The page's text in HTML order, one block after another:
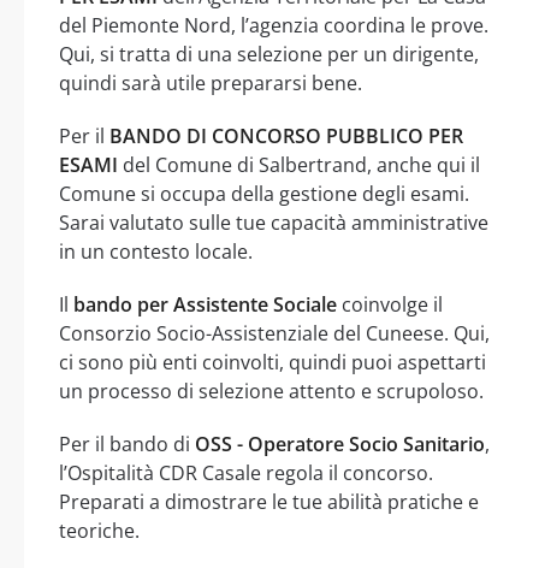
del Piemonte Nord, l’agenzia coordina le prove.
Qui, si tratta di una selezione per un dirigente,
quindi sarà utile prepararsi bene.
Per il BANDO DI CONCORSO PUBBLICO PER
ESAMI del Comune di Salbertrand, anche qui il
Comune si occupa della gestione degli esami.
Sarai valutato sulle tue capacità amministrative
in un contesto locale.
Il bando per Assistente Sociale coinvolge il
Consorzio Socio-Assistenziale del Cuneese. Qui,
ci sono più enti coinvolti, quindi puoi aspettarti
un processo di selezione attento e scrupoloso.
Per il bando di OSS - Operatore Socio Sanitario,
l’Ospitalità CDR Casale regola il concorso.
Preparati a dimostrare le tue abilità pratiche e
teoriche.